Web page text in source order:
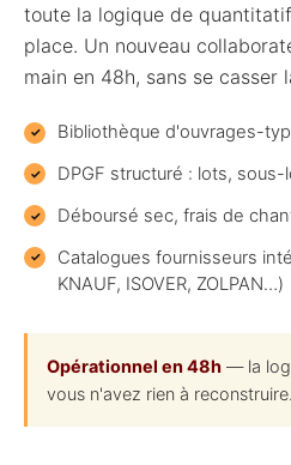
toute la logique de
place. Un nouveau
main en 48h, sans se casser
Bibliothèque d'ouvrages-
DPGF structuré : lots,
Déboursé sec, frais de
Catalogues fournisseurs
KNAUF, ISOVER, ZOLPAN…)
Opérationnel en 48h — la
vous n'avez rien à reconstruire.